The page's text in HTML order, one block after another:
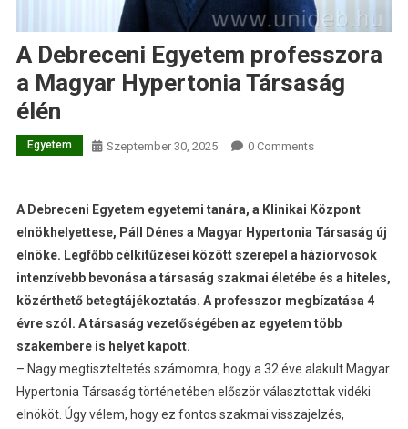
A Debreceni Egyetem professzora
a Magyar Hypertonia Társaság
élén
Egyetem Szeptember 30, 2025 0 Comments
A Debreceni Egyetem egyetemi tanára, a Klinikai Központ
elnökhelyettese, Páll Dénes a Magyar Hypertonia Társaság új
elnöke. Legfőbb célkitűzései között szerepel a háziorvosok
intenzívebb bevonása a társaság szakmai életébe és a hiteles,
közérthető betegtájékoztatás. A professzor megbízatása 4
évre szól. A társaság vezetőségében az egyetem több
szakembere is helyet kapott.
– Nagy megtiszteltetés számomra, hogy a 32 éve alakult Magyar
Hypertonia Társaság történetében először választottak vidéki
elnököt. Úgy vélem, hogy ez fontos szakmai visszajelzés,